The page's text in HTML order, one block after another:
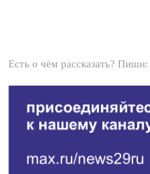
Есть о чём рассказать? Пиши: